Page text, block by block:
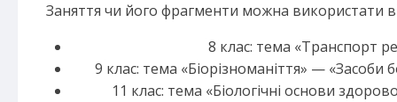
Заняття чи його фрагменти можна використати
8 клас: тема «Транспорт
9 клас: тема «Біорізноманіття» —
11 клас: тема «Біологічні основи